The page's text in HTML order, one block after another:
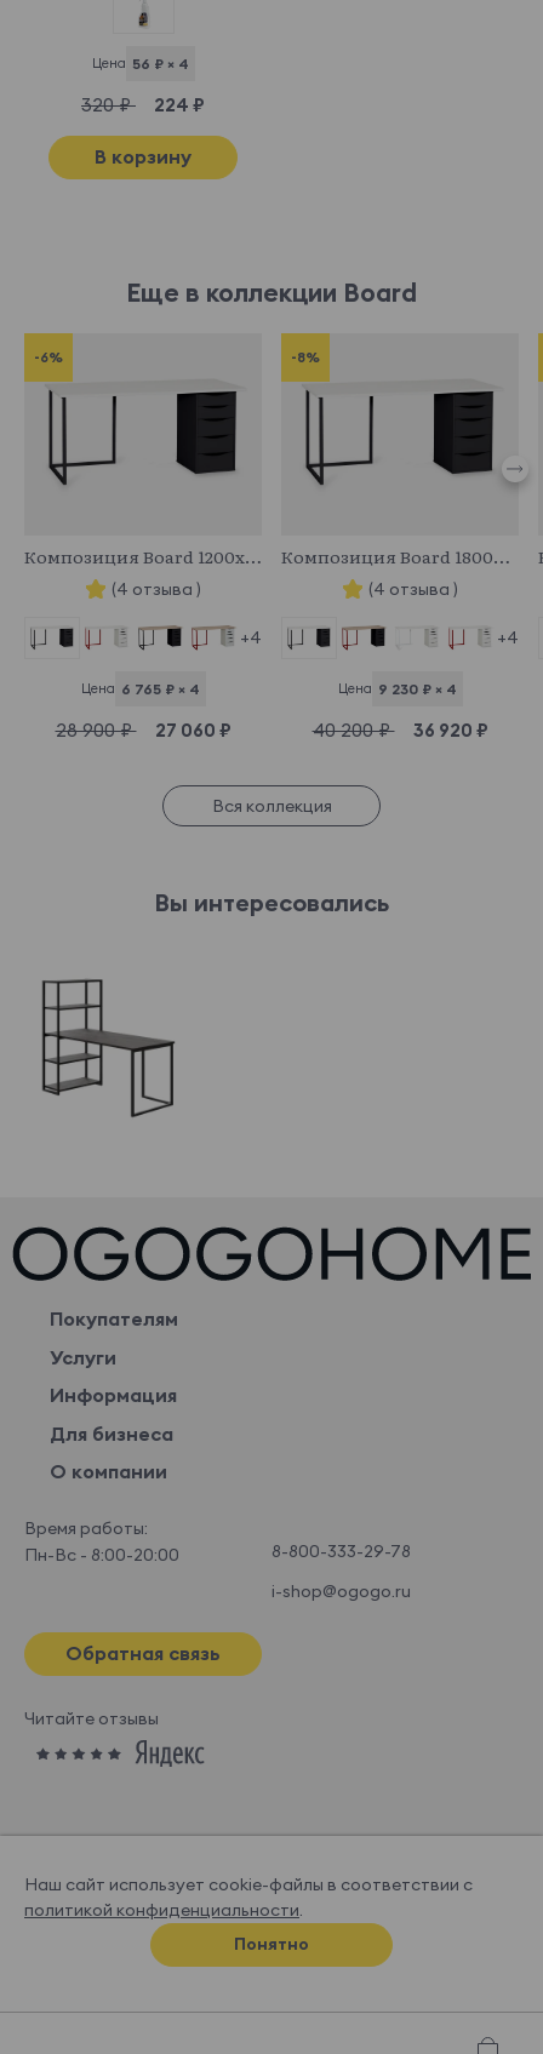
Цена 56 ₽ × 4
320 ₽ 224 ₽
В корзину
Еще в коллекции Board
-6%
Композиция Board 1200х500
(4 отзыва )
+4
Цена 6 765 ₽ × 4
28 900 ₽ 27 060 ₽
-8%
Композиция Board 1800х700
(4 отзыва )
+4
Цена 9 230 ₽ × 4
40 200 ₽ 36 920 ₽
Вся коллекция
Вы интересовались
Покупателям
Услуги
Информация
Для бизнеса
О компании
Время работы:
Пн-Вс - 8:00-20:00
8-800-333-29-78
i-shop@ogogo.ru
Обратная связь
Читайте отзывы
© OGOGOHOME, 2026
Спроектировано и нарисовано вСупрематике
Наш сайт использует cookie-файлы в соответствии с
политикой конфиденциальности.
Понятно